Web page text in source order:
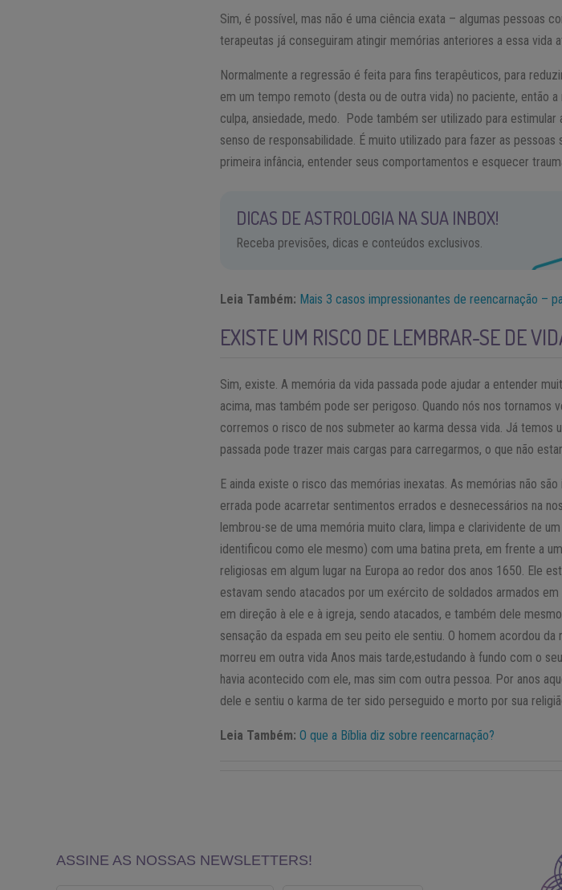
Sim, é possível, mas não é uma ciência exata – algumas pessoas
terapeutas já conseguiram atingir memórias anteriores a essa vida
Normalmente a regressão é feita para fins terapêuticos, para
em um tempo remoto (desta ou de outra vida) no paciente, então
culpa, ansiedade, medo. Pode também ser utilizado para
senso de responsabilidade. É muito utilizado para fazer as
primeira infância, entender seus comportamentos e esquecer
DICAS DE ASTROLOGIA NA SUA INBOX!
Receba previsões, dicas e conteúdos exclusivos.
Leia Também: Mais 3 casos impressionantes de reencarnação –
EXISTE UM RISCO DE LEMBRAR-SE DE
Sim, existe. A memória da vida passada pode ajudar a entender
acima, mas também pode ser perigoso. Quando nós nos tornamos
corremos o risco de nos submeter ao karma dessa vida. Já temos
passada pode trazer mais cargas para carregarmos, o que não
E ainda existe o risco das memórias inexatas. As memórias não
errada pode acarretar sentimentos errados e desnecessários na
lembrou-se de uma memória muito clara, limpa e clarividente de
identificou como ele mesmo) com uma batina preta, em frente a
religiosas em algum lugar na Europa ao redor dos anos 1650. Ele
estavam sendo atacados por um exército de soldados armados
em direção à ele e à igreja, sendo atacados, e também dele
sensação da espada em seu peito ele sentiu. O homem acordou
morreu em outra vida Anos mais tarde,estudando à fundo com o
havia acontecido com ele, mas sim com outra pessoa. Por anos
dele e sentiu o karma de ter sido perseguido e morto por sua
Leia Também: O que a Bíblia diz sobre reencarnação?